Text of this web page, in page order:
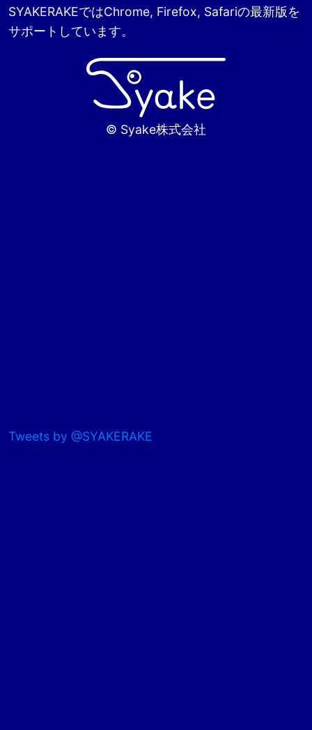
SYAKERAKEではChrome, Firefox, Safariの最新版を
サポートしています。
© Syake株式会社
Tweets by @SYAKERAKE